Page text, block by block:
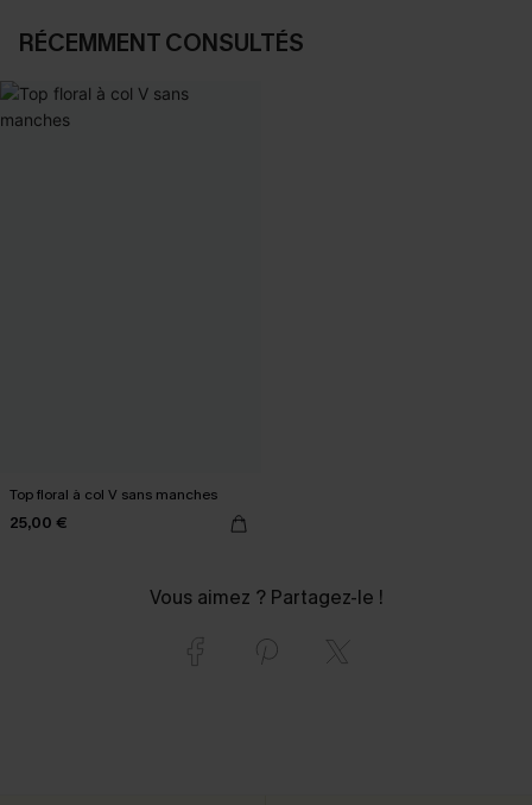
RÉCEMMENT CONSULTÉS
Top floral à col V sans manches
25,00 €
Vous aimez ? Partagez-le !